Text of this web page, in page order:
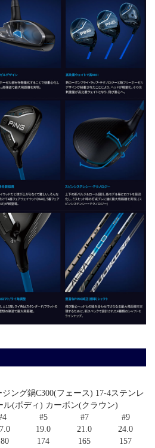
ジング鍋C300(フェース) 17-4ステンレ
ル(ボディ) カーボン(クラウン)
#5 #7
#9
19.0 21.0
24.0
174 165 157